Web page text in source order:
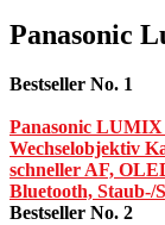
Panasonic
Bestseller No. 1
Panasonic
Wechselobjektiv
schneller AF,
Bluetooth, Staub-/
Bestseller No. 2